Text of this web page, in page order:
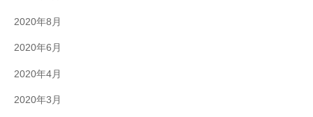
2020年8月
2020年6月
2020年4月
2020年3月